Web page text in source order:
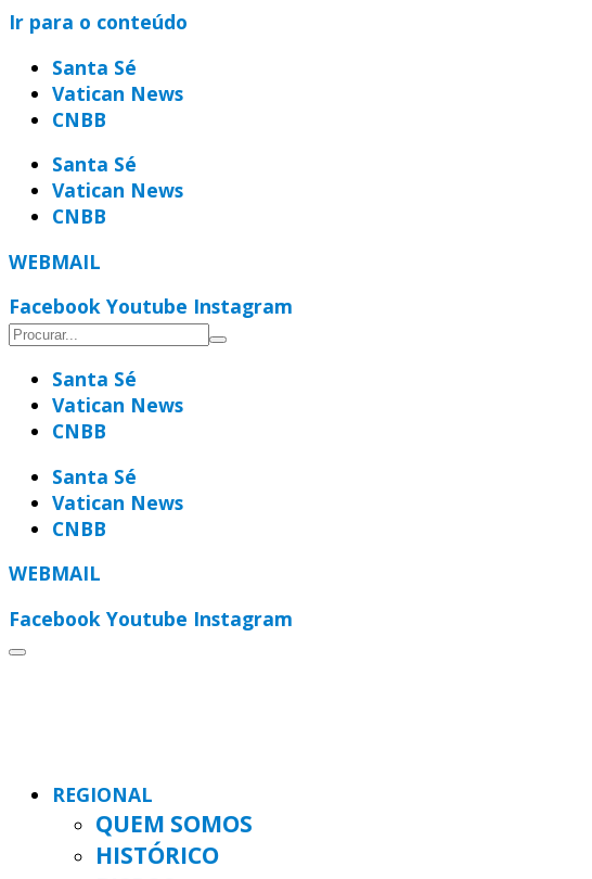
Ir para o conteúdo
Santa Sé
Vatican News
CNBB
Santa Sé
Vatican News
CNBB
WEBMAIL
Facebook Youtube Instagram
Santa Sé
Vatican News
CNBB
Santa Sé
Vatican News
CNBB
WEBMAIL
Facebook Youtube Instagram
REGIONAL
QUEM SOMOS
HISTÓRICO